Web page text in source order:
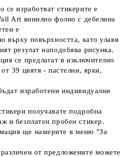
се изработват стикерите е
Art винилно фолио с дебелина
е
върху повърхността, като улавя
резулат наподобява рисунка.
се предлагат в изключително
39 цвятя - пастелни, ярки,
изработени индивидуални
получавате подробна
и безплатен пробен стикер.
ще намерите в меню "За
от предложените можете